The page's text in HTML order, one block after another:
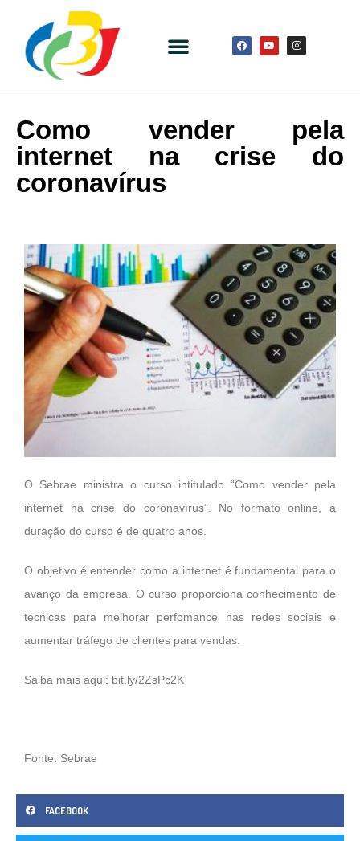
Como vender pela
internet na crise do
coronavírus
O Sebrae ministra o curso intitulado “Como vender pela
internet na crise do coronavírus”. No formato online, a
duração do curso é de quatro anos.
O objetivo é entender como a internet é fundamental para o
avanço da empresa. O curso proporciona conhecimento de
técnicas para melhorar perfomance nas redes sociais e
aumentar tráfego de clientes para vendas.
Saiba mais aqui: bit.ly/2ZsPc2K
Fonte: Sebrae
FACEBOOK